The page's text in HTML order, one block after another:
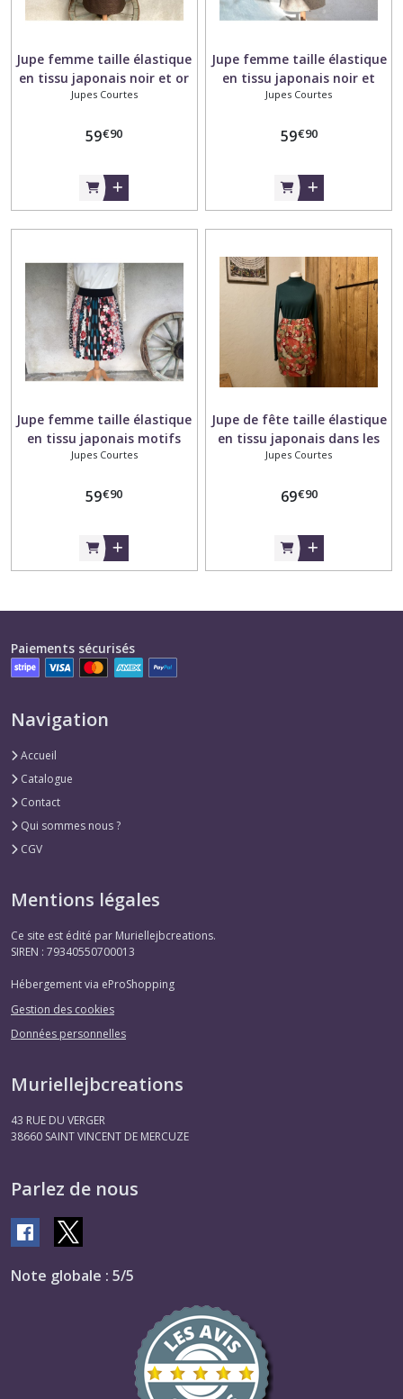
Jupe femme taille élastique
en tissu japonais noir et or
Jupes Courtes
59€90
Jupe femme taille élastique
en tissu japonais noir et
beige
Jupes Courtes
59€90
Jupe femme taille élastique
en tissu japonais motifs
géométriques et fleurs noir,
Jupes Courtes
59€90
Jupe de fête taille élastique
en tissu japonais dans les
tons rouge et vert
Jupes Courtes
69€90
Paiements sécurisés
Navigation
Accueil
Catalogue
Contact
Qui sommes nous ?
CGV
Mentions légales
Ce site est édité par Muriellejbcreations.
SIREN : 79340550700013
Hébergement via eProShopping
Gestion des cookies
Données personnelles
Muriellejbcreations
43 RUE DU VERGER
38660 SAINT VINCENT DE MERCUZE
Parlez de nous
Note globale : 5/5